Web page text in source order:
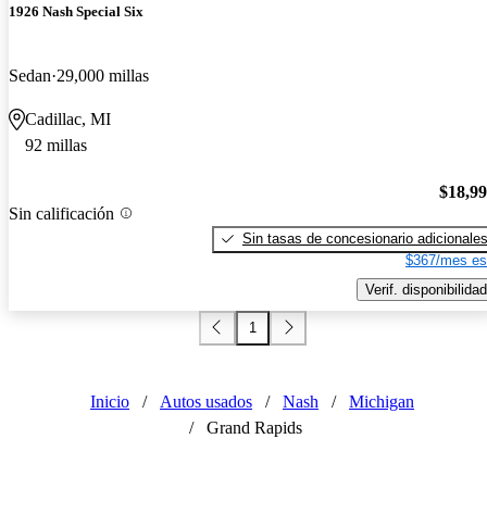
1926 Nash Special Six
Sedan 29,000 millas
Cadillac, MI
92 millas
Sin calificación
Sin tasas de concesionario adicionales
$367/mes
Verif. disponibilidad
1
Inicio / Autos usados / Nash /
Michigan
/
Grand Rapids